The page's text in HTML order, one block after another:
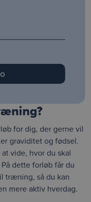
for dig, der gerne vil
graviditet og fødsel.
vide, hvor du skal
dette forløb får du
træning, så du kan
mere aktiv hverdag.